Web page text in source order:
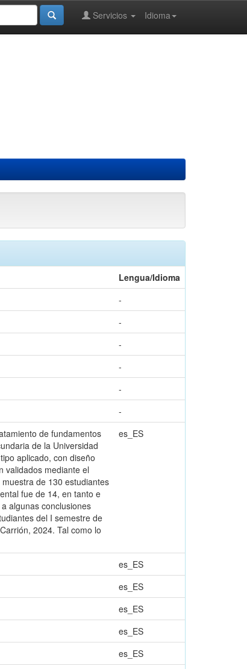
Idioma
Servicios
Lengua/Idioma
-
-
-
-
-
-
de fundamentos
de la Universidad
aplicado, con diseño
validados mediante el
de 130 estudiantes
fue de 14, en tanto e
algunas conclusiones
del I semestre de
2024. Tal como lo
es_ES
es_ES
es_ES
es_ES
es_ES
es_ES